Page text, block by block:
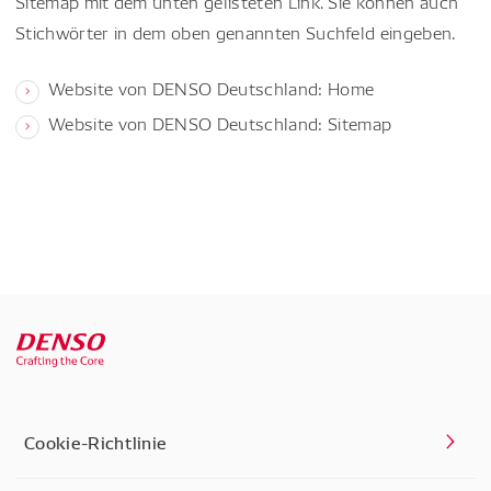
Stichwörter in dem oben genannten Suchfeld eingeben.
Website von DENSO Deutschland: Home
Website von DENSO Deutschland: Sitemap
Cookie-Richtlinie